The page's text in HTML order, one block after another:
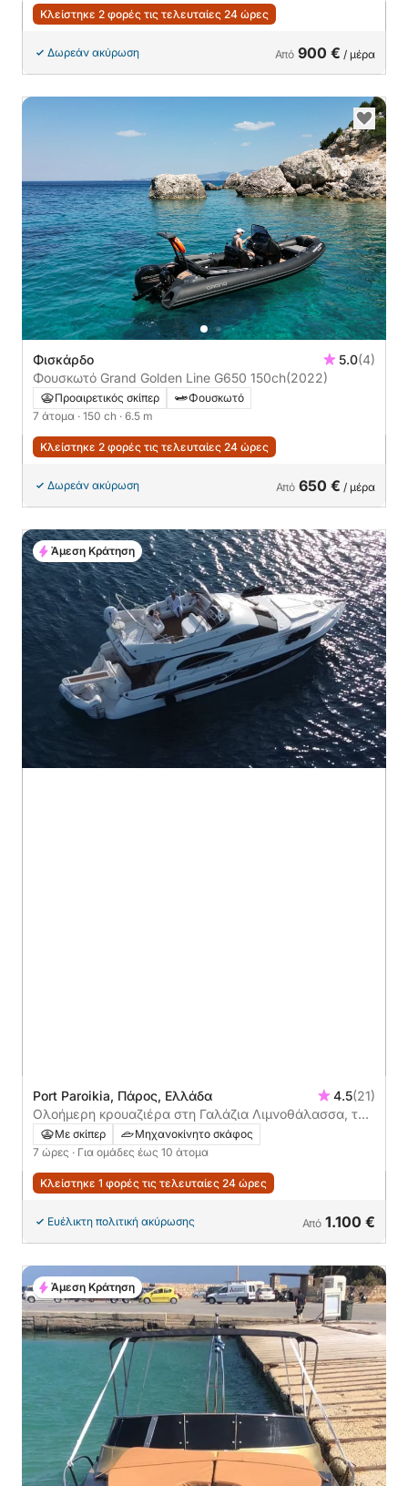
Κλείστηκε 2 φορές τις τελευταίες 24 ώρες
Δωρεάν ακύρωση Από 900 € / μέρα
Φισκάρδο 5.0(4)
Φουσκωτό Grand Golden Line G650 150ch(2022)
Προαιρετικός σκίπερ
Φουσκωτό
7 άτομα · 150 ch · 6.5 m
Κλείστηκε 2 φορές τις τελευταίες 24 ώρες
Δωρεάν ακύρωση Από 650 € / μέρα
Port Paroikia, Πάρος, Ελλάδα 4.5(21)
Ολοήμερη κρουαζιέρα στη Γαλάζια Λιμνοθάλασσα, την
Αντίπαρο και το Δεσποτικό
Με σκίπερ
Μηχανοκίνητο σκάφος
7 ώρες · Για ομάδες έως 10 άτομα
Κλείστηκε 1 φορές τις τελευταίες 24 ώρες
Ευέλικτη πολιτική ακύρωσης Από 1.100 €
Άμεση Κράτηση
Άμεση Κράτηση